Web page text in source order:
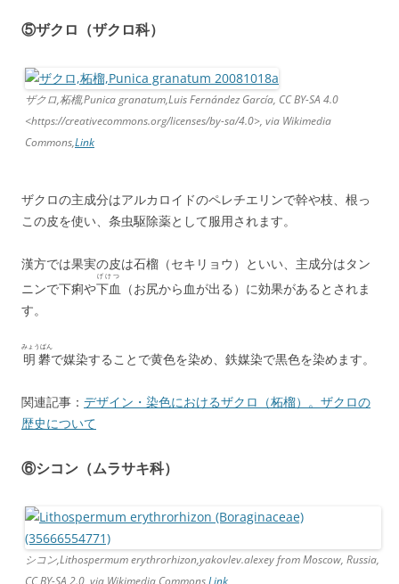
⑤ザクロ（ザクロ科）
ザクロ,柘榴,Punica granatum,Luis Fernández García, CC BY-SA 4.0
<https://creativecommons.org/licenses/by-sa/4.0>, via Wikimedia
Commons,Link
ザクロの主成分はアルカロイドのペレチエリンで幹や枝、根っ
この皮を使い、条虫駆除薬として服用されます。
漢方では果実の皮は石榴（セキリョウ）といい、主成分はタン
ニンで下痢や下血
げけつ
（お尻から血が出る）に効果があるとされま
す。
明礬
みょうばん
で媒染することで黄色を染め、鉄媒染で黒色を染めます。
関連記事： デザイン・染色におけるザクロ（柘榴）。ザクロの
歴史について
⑥シコン（ムラサキ科）
シコン,Lithospermum erythrorhizon,yakovlev.alexey from Moscow, Russia,
CC BY-SA 2.0, via Wikimedia Commons,Link